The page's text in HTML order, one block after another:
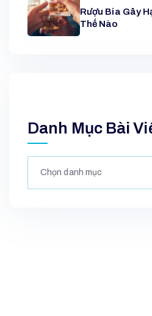
Rượu Bia Gây
Thế Nào
Danh Mục Bài
Chọn danh mục